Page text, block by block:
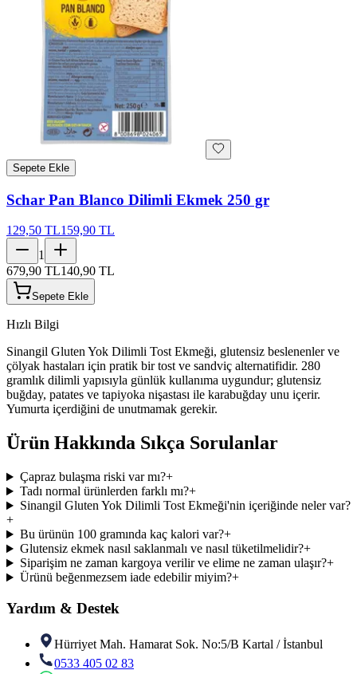
Sepete Ekle
Schar Pan Blanco Dilimli Ekmek 250 gr
129,50 TL159,90 TL
1
679,90 TL140,90 TL
Sepete Ekle
Hızlı Bilgi
Sinangil Gluten Yok Dilimli Tost Ekmeği, glutensiz beslenenler ve
çölyak hastaları için pratik bir tost ve sandviç alternatifidir. 280
gramlık dilimli yapısıyla günlük kullanıma uygundur; glutensiz
buğday, patates ve tapiyoka nişastası ile karabuğday unu içerir.
Yumurta içerdiğini de unutmamak gerekir.
Ürün Hakkında Sıkça Sorulanlar
Çapraz bulaşma riski var mı?+
Tadı normal ürünlerden farklı mı?+
Sinangil Gluten Yok Dilimli Tost Ekmeği'nin içeriğinde neler var?
+
Bu ürünün 100 gramında kaç kalori var?+
Glutensiz ekmek nasıl saklanmalı ve nasıl tüketilmelidir?+
Siparişim ne zaman kargoya verilir ve elime ne zaman ulaşır?+
Ürünü beğenmezsem iade edebilir miyim?+
Yardım & Destek
Hürriyet Mah. Hamarat Sok. No:5/B Kartal / İstanbul
0533 405 02 83